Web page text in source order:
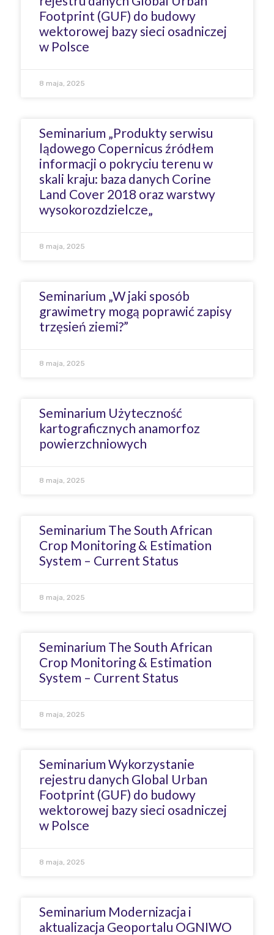
Footprint (GUF) do budowy
wektorowej bazy sieci osadniczej
w Polsce
8 maja, 2025
Seminarium „Produkty serwisu
lądowego Copernicus źródłem
informacji o pokryciu terenu w
skali kraju: baza danych Corine
Land Cover 2018 oraz warstwy
wysokorozdzielcze„
8 maja, 2025
Seminarium „W jaki sposób
grawimetry mogą poprawić zapisy
trzęsień ziemi?”
8 maja, 2025
Seminarium Użyteczność
kartograficznych anamorfoz
powierzchniowych
8 maja, 2025
Seminarium The South African
Crop Monitoring & Estimation
System – Current Status
8 maja, 2025
Seminarium The South African
Crop Monitoring & Estimation
System – Current Status
8 maja, 2025
Seminarium Wykorzystanie
rejestru danych Global Urban
Footprint (GUF) do budowy
wektorowej bazy sieci osadniczej
w Polsce
8 maja, 2025
Seminarium Modernizacja i
aktualizacja Geoportalu OGNIWO